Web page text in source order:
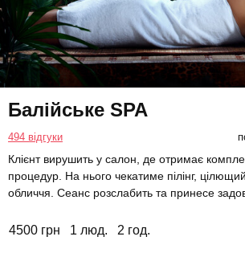
Балійське SPA
494 відгуки
Клієнт вирушить у салон, де отримає
процедур. На нього чекатиме пілінг,
обличчя. Сеанс розслабить та принесе
4500 грн 1 люд. 2 год.